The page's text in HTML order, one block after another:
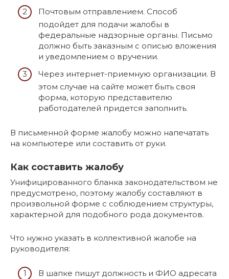
Почтовым отправлением. Способ
подойдет для подачи жалобы в
федеральные надзорные органы. Письмо
должно быть заказным с описью вложения
и уведомлением о вручении.
Через интернет-приемную организации. В
этом случае на сайте может быть своя
форма, которую представителю
работодателей придется заполнить.
В письменной форме жалобу можно напечатать
на компьютере или составить от руки.
Как составить жалобу
Унифицированного бланка законодательством не
предусмотрено, поэтому жалобу составляют в
произвольной форме с соблюдением структуры,
характерной для подобного рода документов.
Что нужно указать в коллективной жалобе на
руководителя:
В шапке пишут должность и ФИО адресата